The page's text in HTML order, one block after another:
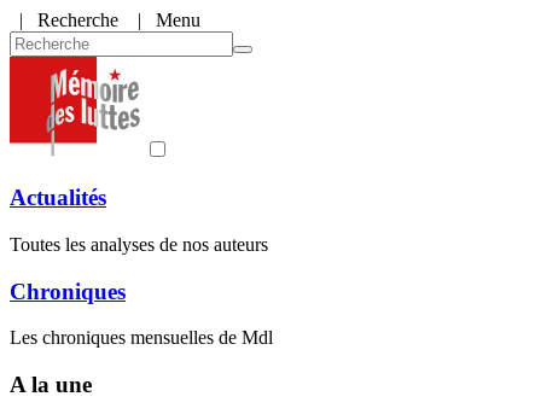
| Recherche | Menu
Actualités
Toutes les analyses de nos auteurs
Chroniques
Les chroniques mensuelles de Mdl
A la une